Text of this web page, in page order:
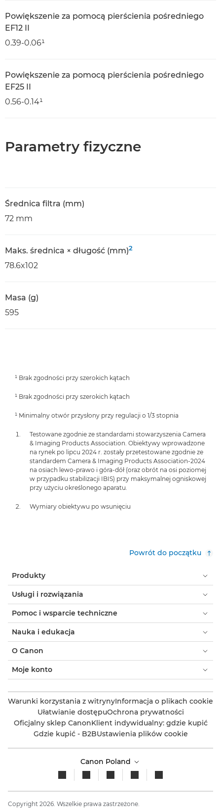
Powiększenie za pomocą pierścienia pośredniego
EF12 II
0.39-0.06¹
Powiększenie za pomocą pierścienia pośredniego
EF25 II
0.56-0.14¹
Parametry fizyczne
Średnica filtra (mm)
72 mm
Maks. średnica × długość (mm)2
78.6x102
Masa (g)
595
¹ Brak zgodności przy szerokich kątach
¹ Brak zgodności przy szerokich kątach
¹ Minimalny otwór przysłony przy regulacji o 1/3 stopnia
Testowane zgodnie ze standardami stowarzyszenia Camera
& Imaging Products Association. Obiektywy wprowadzone
na rynek po lipcu 2024 r. zostały przetestowane zgodnie ze
standardem Camera & Imaging Products Association-2024
na osiach lewo-prawo i góra-dół (oraz obrót na osi poziomej
w przypadku stabilizacji IBIS) przy maksymalnej ogniskowej
przy użyciu określonego aparatu.
Wymiary obiektywu po wsunięciu
Powrót do początku
Produkty
Usługi i rozwiązania
Pomoc i wsparcie techniczne
Nauka i edukacja
O Canon
Moje konto
Warunki korzystania z witrynyInformacja o plikach cookie
Ułatwianie dostępuOchrona prywatności
Oficjalny sklep CanonKlient indywidualny: gdzie kupić
Gdzie kupić - B2BUstawienia plików cookie
Canon Poland
Copyright 2026. Wszelkie prawa zastrzeżone.